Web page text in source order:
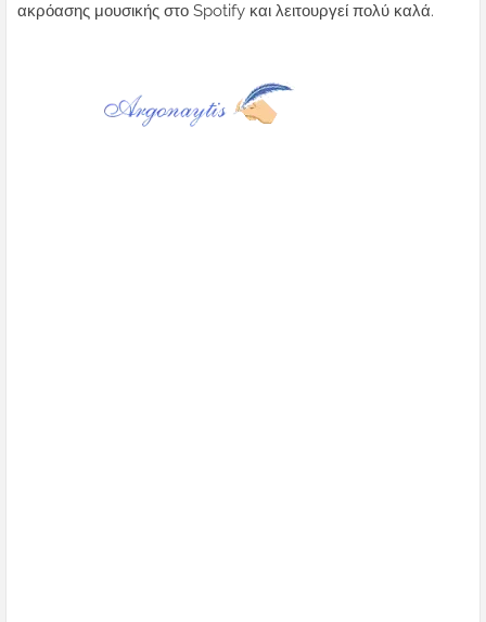
ακρόασης μουσικής στο Spotify και λειτουργεί πολύ καλά.